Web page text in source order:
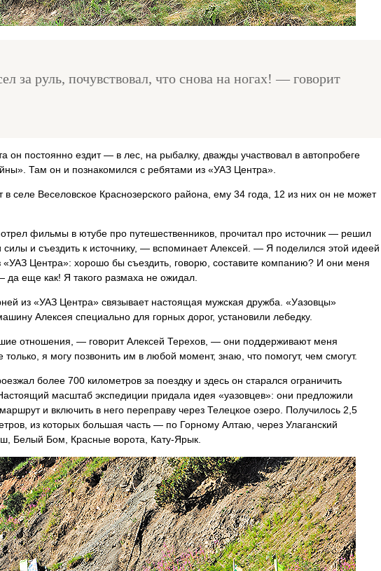
за руль, почувствовал, что снова на ногах! — говорит
он постоянно ездит — в лес, на рыбалку, дважды участвовал в автопробеге
Там он и познакомился с ребятами из «УАЗ Центра».
в селе Веселовское Краснозерского района, ему 34 года, 12 из них он не может
фильмы в ютубе про путешественников, прочитал про источник — решил
силы и съездить к источнику, — вспоминает Алексей. — Я поделился этой идеей
«УАЗ Центра»: хорошо бы съездить, говорю, составите компанию? И они меня
еще как! Я такого размаха не ожидал.
из «УАЗ Центра» связывает настоящая мужская дружба. «Уазовцы»
Алексея специально для горных дорог, установили лебедку.
отношения, — говорит Алексей Терехов, — они поддерживают меня
только, я могу позвонить им в любой момент, знаю, что помогут, чем смогут.
более 700 километров за поездку и здесь он старался ограничить
масштаб экспедиции придала идея «уазовцев»: они предложили
и включить в него переправу через Телецкое озеро. Получилось 2,5
из которых большая часть — по Горному Алтаю, через Улаганский
Белый Бом, Красные ворота, Кату-Ярык.